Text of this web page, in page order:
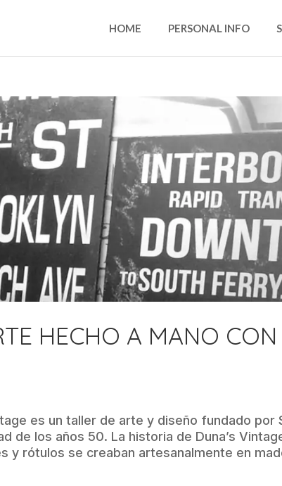
HOME PERSONAL INFO
HECHO A MANO CON
es un taller de arte y diseño fundado por
de los años 50. La historia de Duna’s
y rótulos se creaban artesanalmente en